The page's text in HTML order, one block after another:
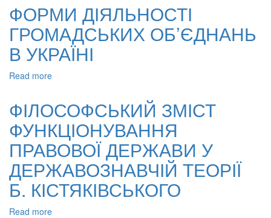
ГРОМАДСЬКИХ
ОБ’ЄДНАНЬ
В
УКРАЇНІ
ФОРМИ ДІЯЛЬНОСТІ
ГРОМАДСЬКИХ ОБ’ЄДНАНЬ
В УКРАЇНІ
Read more
ГРОМАДСЬКИХ
ОБ’ЄДНАНЬ
В
УКРАЇНІ
ФІЛОСОФСЬКИЙ ЗМІСТ
ФУНКЦІОНУВАННЯ
ПРАВОВОЇ ДЕРЖАВИ У
ДЕРЖАВОЗНАВЧІЙ ТЕОРІЇ
Б. КІСТЯКІВСЬКОГО
Read more